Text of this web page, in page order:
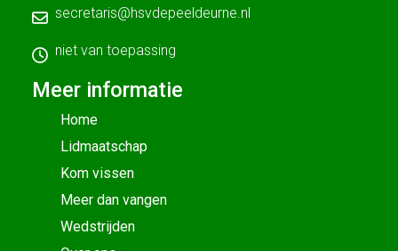
secretaris@hsvdepeeldeurne.nl
niet van toepassing
Meer informatie
Home
Lidmaatschap
Kom vissen
Meer dan vangen
Wedstrijden